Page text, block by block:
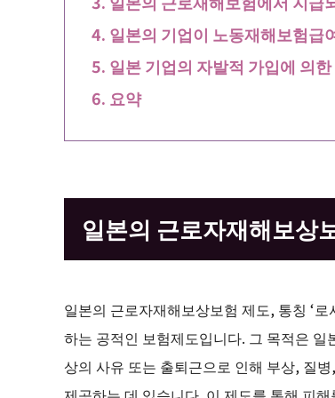
일본의 기업이 노동재해보험급
일본 기업의 자발적 가입에 의
요약
일본의 근로자재해보상
일본의 근로자재해보상보험 제도, 통칭 ‘
하는 공적인 보험제도입니다. 그 목적은
상의 사유 또는 출퇴근으로 인해 부상, 질